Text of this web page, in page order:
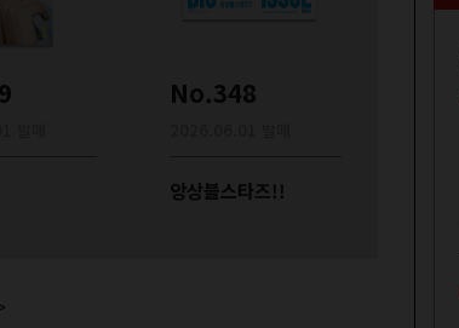
No.348
앙상블스타즈!!